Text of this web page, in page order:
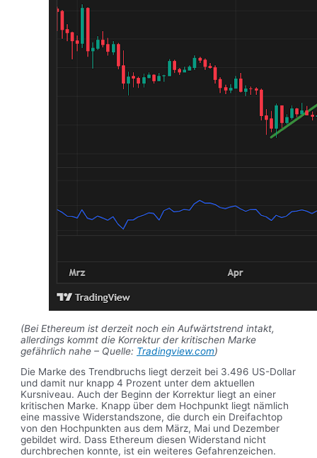
(Bei Ethereum ist derzeit noch ein Aufwärtstrend intakt,
allerdings kommt die Korrektur der kritischen Marke
gefährlich nahe – Quelle: Tradingview.com)
Die Marke des Trendbruchs liegt derzeit bei 3.496 US-Dollar
und damit nur knapp 4 Prozent unter dem aktuellen
Kursniveau. Auch der Beginn der Korrektur liegt an einer
kritischen Marke. Knapp über dem Hochpunkt liegt nämlich
eine massive Widerstandszone, die durch ein Dreifachtop
von den Hochpunkten aus dem März, Mai und Dezember
gebildet wird. Dass Ethereum diesen Widerstand nicht
durchbrechen konnte, ist ein weiteres Gefahrenzeichen.